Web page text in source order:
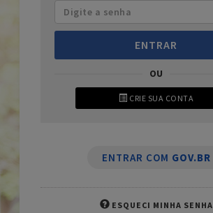
ENTRAR
OU
CRIE SUA CONTA
ENTRAR COM GOV.BR
ESQUECI MINHA SENHA